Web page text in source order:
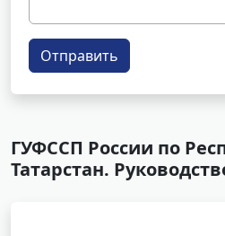
Отправить
ГУФССП России по
Татарстан.